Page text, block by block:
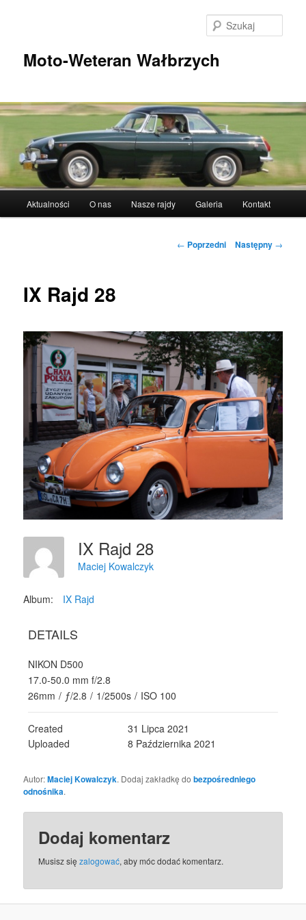
Moto-Weteran Wałbrzych
Aktualności O nas Nasze rajdy Galeria Kontakt
Nawigacja
← Poprzedni Następny →
IX Rajd 28
IX Rajd 28
Maciej Kowalczyk
Album: IX Rajd
DETAILS
NIKON D500
17.0-50.0 mm f/2.8
26mm / ƒ/2.8 / 1/2500s / ISO 100
Created
31 Lipca 2021
Uploaded
8 Października 2021
Autor:Maciej Kowalczyk. Dodaj zakładkę dobezpośredniego
odnośnika.
Dodaj komentarz
Musisz sięzalogować, aby móc dodać komentarz.